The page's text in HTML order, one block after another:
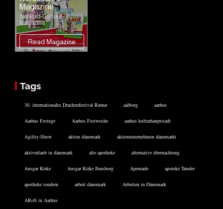
Tags
30. internationales Drachenfestival Rømø aalborg aarhus
Aarhus Festuge Aarhus Festwoche aarhus kulturhauptstadt
Agility-Show aktien dänemark aktienunternehmen dänemarkt
aktivurlaub in dänemark alte apotheke alternative übernachtung
Ansgar Kirke Ansgar Kirke flensborg Apenrade apoteke Tønder
apotheke tondern arbeit dänemark Arbeiten in Dänemark
ARoS in Aarhus